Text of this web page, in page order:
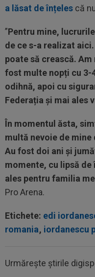
a lăsat de înțeles că
”Pentru mine,
de ce s-a realizat
poate să crească.
fost multe nopți cu 3-
odihnă, apoi cu
Federația și mai ales
În momentul ăsta,
multă nevoie de
Au fost doi ani și
momente, cu lipsă
ales pentru familia
Pro Arena.
Etichete: edi
romania, iordanescu
Urmărește știrile